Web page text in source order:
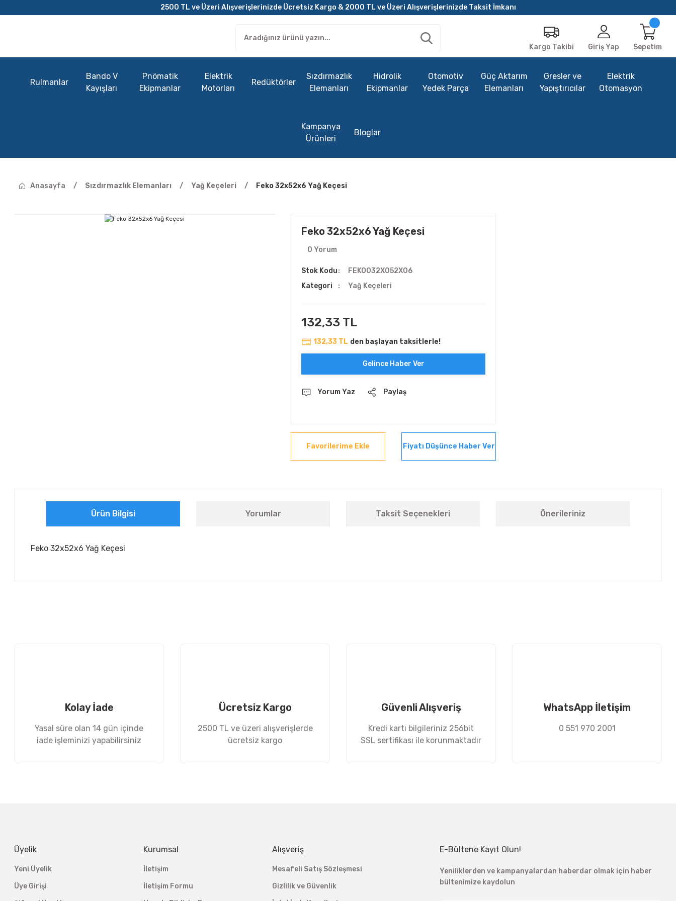
2500 TL ve Üzeri Alışverişlerinizde Ücretsiz Kargo & 2000 TL ve Üzeri Alışverişlerinizde Taksit İmkanı
Kargo Takibi Giriş Yap Sepetim
Rulmanlar
Bando V
Kayışları
Pnömatik
Ekipmanlar
Elektrik
Motorları
Redüktörler
Sızdırmazlık
Elemanları
Hidrolik
Ekipmanlar
Otomotiv
Yedek Parça
Güç Aktarım
Elemanları
Gresler ve
Yapıştırıcılar
Elektrik
Otomasyon
Kampanya
Ürünleri
Bloglar
Anasayfa Sızdırmazlık Elemanları Yağ Keçeleri Feko 32x52x6 Yağ Keçesi
Feko 32x52x6 Yağ Keçesi
0 Yorum
Stok Kodu
FEKO032X052X06
Kategori
Yağ Keçeleri
132,33 TL
132,33 TL den başlayan taksitlerle!
Gelince Haber Ver
Yorum Yaz Paylaş
Fiyatı Düşünce Haber Ver
Ürün Bilgisi Yorumlar Taksit Seçenekleri Önerileriniz
Feko 32x52x6 Yağ Keçesi
Kolay İade
Yasal süre olan 14 gün içinde
iade işleminizi yapabilirsiniz
Ücretsiz Kargo
2500 TL ve üzeri alışverişlerde
ücretsiz kargo
Güvenli Alışveriş
Kredi kartı bilgileriniz 256bit
SSL sertifikası ile korunmaktadır
WhatsApp İletişim
0 551 970 2001
Üyelik
Yeni Üyelik
Üye Girişi
Kurumsal
İletişim
İletişim Formu
Alışveriş
Mesafeli Satış Sözleşmesi
Gizlilik ve Güvenlik
E-Bültene Kayıt Olun!
Yeniliklerden ve kampanyalardan haberdar olmak için haber
bültenimize kaydolun